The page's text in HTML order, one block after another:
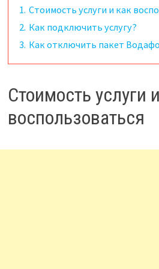
1. Стоимость услуги и как
2. Как подключить услугу?
3. Как отключить пакет
Стоимость услуги
воспользоваться